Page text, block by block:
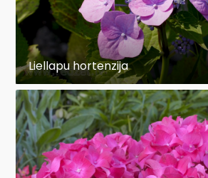
Liellapu hortenzija